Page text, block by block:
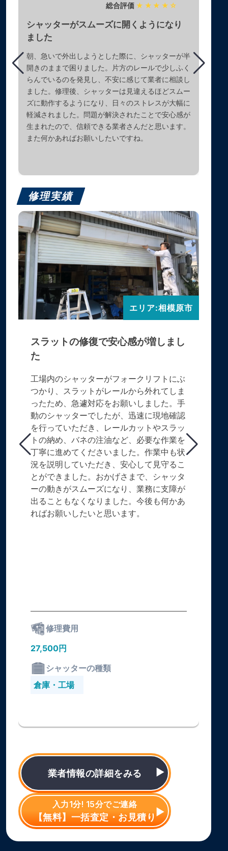
総合評価 ★★★★☆
シャッターがスムーズに開くようになり
ました
朝、急いで外出しようとした際に、シャッターが半
開きのままで困りました。片方のレールで少しふく
らんでいるのを発見し、不安に感じて業者に相談し
ました。修理後、シャッターは見違えるほどスムー
ズに動作するようになり、日々のストレスが大幅に
軽減されました。問題が解決されたことで安心感が
生まれたので、信頼できる業者さんだと思います。
また何かあればお願いしたいですね。
修理実績
エリア:相模原市
スラットの修復で安心感が増しまし
た
工場内のシャッターがフォークリフトにぶ
つかり、スラットがレールから外れてしま
ったため、急遽対応をお願いしました。手
動のシャッターでしたが、迅速に現地確認
を行っていただき、レールカットやスラッ
トの納め、バネの注油など、必要な作業を
丁寧に進めてくださいました。作業中も状
況を説明していただき、安心して見守るこ
とができました。おかげさまで、シャッタ
ーの動きがスムーズになり、業務に支障が
出ることもなくなりました。今後も何かあ
ればお願いしたいと思います。
修理費用
27,500円
シャッターの種類
倉庫・工場
業者情報の詳細をみる
入力1分! 15分でご連絡
【無料】一括査定・お見積り